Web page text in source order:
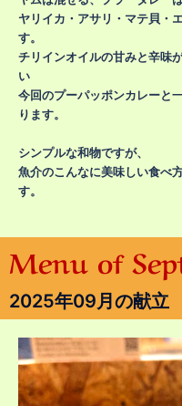
ヤリイカ・アサリ・マテ貝・
す。
チリインオイルの甘みと辛味
い
今回のプーパッポンカレーと
ります。
シンプルな和物ですが、
魚介のこんなに美味しい食べ
す。
Menu of
2025年09月の献立